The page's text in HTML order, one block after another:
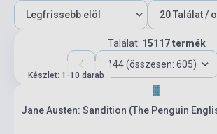
Találat: 15117 termék
144 (összesen: 605)
Készlet: 1-10 darab
Jane Austen: Sandition (The Penguin